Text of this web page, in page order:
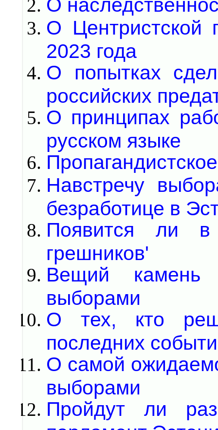
О
О Центристской
2023 года
О попытках
российских
О принципах
русском языке
Навстречу
безработице в
Появится ли в
грешников'
Вещий камень
выборами
О тех, кто
последних
О самой
выборами
Пройдут ли